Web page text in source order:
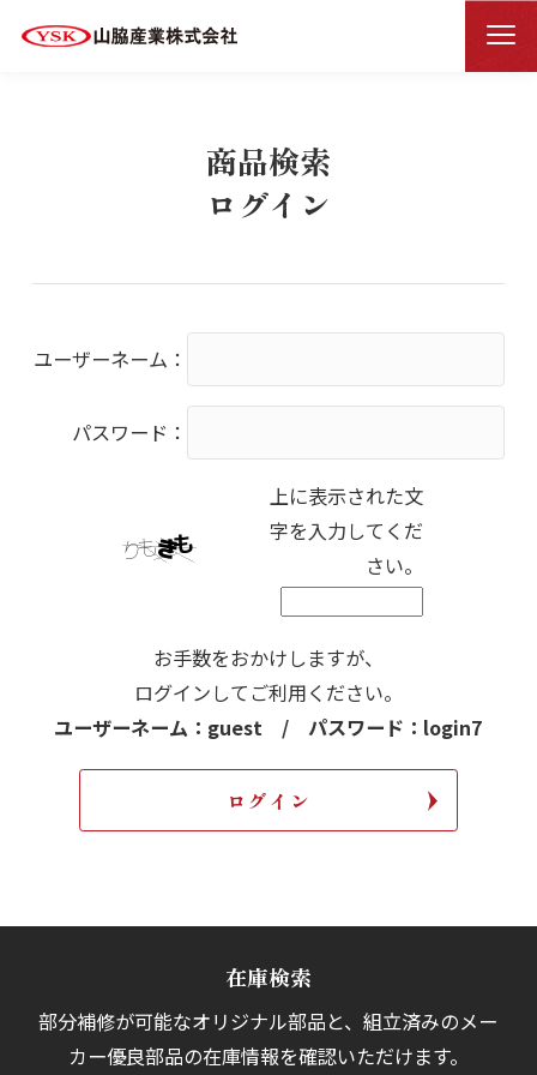
HOME 商品検索ログイン
商品検索
ログイン
ユーザーネーム：
パスワード：
上に表示された文
字を入力してくだ
さい。
お手数をおかけしますが、
ログインしてご利用ください。
ユーザーネーム：guest / パスワード：login7
在庫検索
部分補修が可能なオリジナル部品と、組立済みのメー
カー優良部品の在庫情報を確認いただけます。